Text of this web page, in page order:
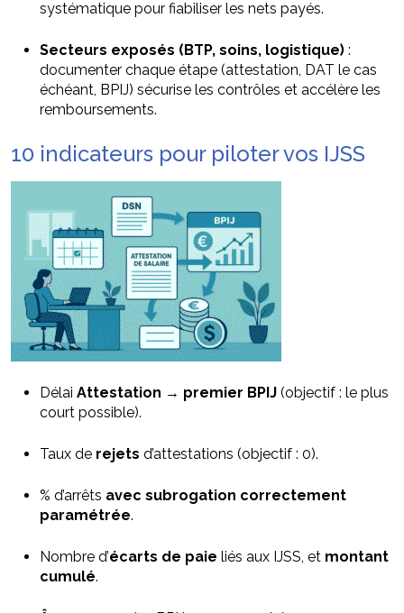
systématique pour fiabiliser les nets payés.
Secteurs exposés (BTP, soins, logistique) :
documenter chaque étape (attestation, DAT le cas
échéant, BPIJ) sécurise les contrôles et accélère les
remboursements.
10 indicateurs pour piloter vos IJSS
Délai Attestation → premier BPIJ (objectif : le plus
court possible).
Taux de rejets d’attestations (objectif : 0).
% d’arrêts avec subrogation correctement
paramétrée.
Nombre d’écarts de paie liés aux IJSS, et montant
cumulé.